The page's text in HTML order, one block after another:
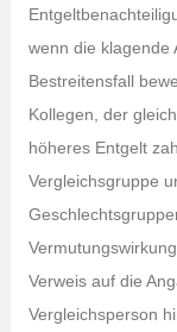
wenn die klagende
Bestreitensfall
Kollegen, der
höheres Entgelt
Vergleichsgruppe
Verweis auf die
Vergleichsperson